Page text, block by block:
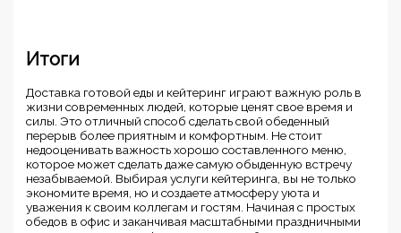
Итоги
Доставка готовой еды и кейтеринг играют важную роль в
жизни современных людей, которые ценят свое время и
силы. Это отличный способ сделать свой обеденный
перерыв более приятным и комфортным. Не стоит
недооценивать важность хорошо составленного меню,
которое может сделать даже самую обыденную встречу
незабываемой. Выбирая услуги кейтеринга, вы не только
экономите время, но и создаете атмосферу уюта и
уважения к своим коллегам и гостям. Начиная с простых
обедов в офис и заканчивая масштабными праздничными